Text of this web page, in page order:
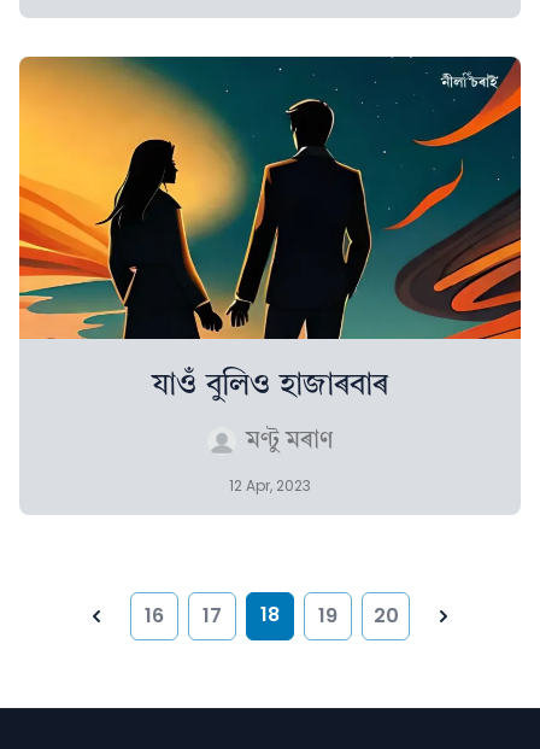
যাওঁ বুলিও হাজাৰবাৰ
মণ্টু মৰাণ
12 Apr, 2023
Previous
16 17 18 19 20